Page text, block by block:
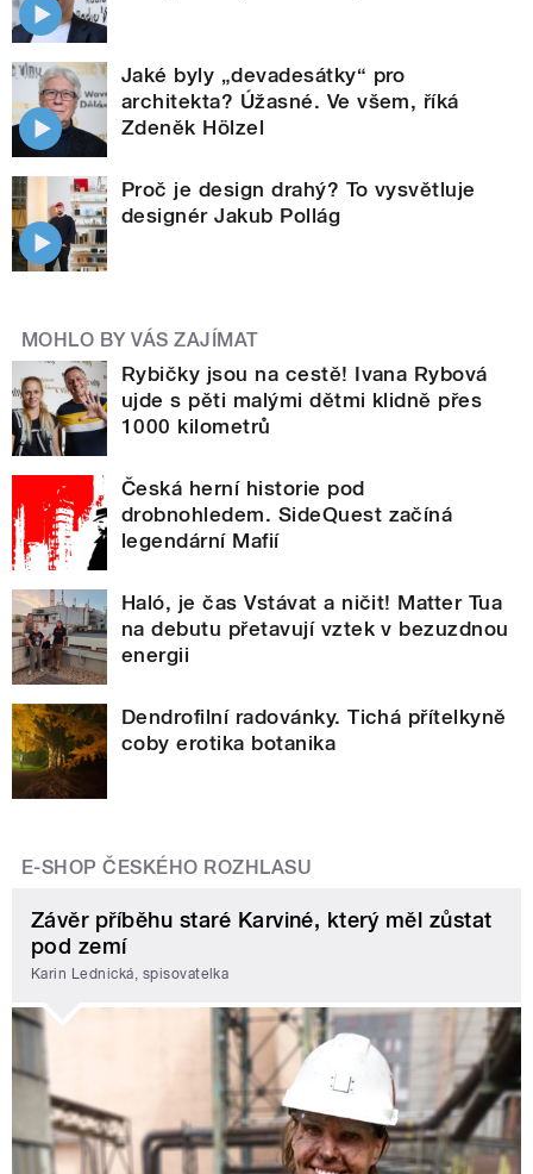
Jaké byly „devadesátky“ pro
architekta? Úžasné. Ve všem, říká
Zdeněk Hölzel
Proč je design drahý? To vysvětluje
designér Jakub Pollág
MOHLO BY VÁS ZAJÍMAT
Rybičky jsou na cestě! Ivana Rybová
ujde s pěti malými dětmi klidně přes
1000 kilometrů
Česká herní historie pod
drobnohledem. SideQuest začíná
legendární Mafií
Haló, je čas Vstávat a ničit! Matter Tua
na debutu přetavují vztek v bezuzdnou
energii
Dendrofilní radovánky. Tichá přítelkyně
coby erotika botanika
E-SHOP ČESKÉHO ROZHLASU
Závěr příběhu staré Karviné, který měl zůstat
pod zemí
Karin Lednická, spisovatelka